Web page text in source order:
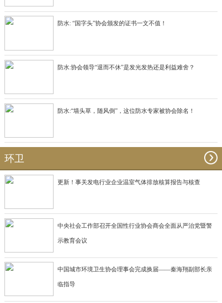
防水: “国字头”协会颁发的证书一文不值！
防水:协会领导“退而不休”是发光发热还是利益难舍？
防水:“墙头草，随风倒”，这位防水专家被协会除名！
环卫
更新！事关发电行业企业温室气体排放核算报告与核查
中央社会工作部召开全国性行业协会商会全面从严治党暨警
示教育会议
中国城市环境卫生协会理事会完成换届——秦海翔副部长亲
临指导